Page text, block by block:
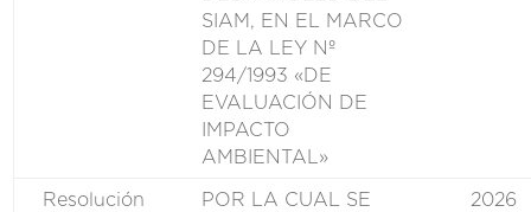
SIAM, EN EL MARCO
DE LA LEY Nº
294/1993 «DE
EVALUACIÓN DE
IMPACTO
AMBIENTAL»
Resolución
POR LA CUAL SE
2026